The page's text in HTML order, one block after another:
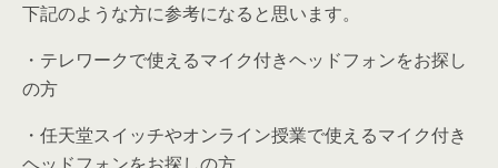
下記のような方に参考になると思います。
・テレワークで使えるマイク付きヘッドフォンをお探し
の方
・任天堂スイッチやオンライン授業で使えるマイク付き